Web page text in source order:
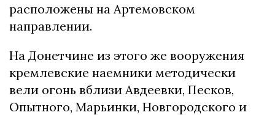
расположены на Артемовском
направлении.
На Донетчине из этого же вооружения
кремлевские наемники методически
вели огонь вблизи Авдеевки, Песков,
Опытного, Марьинки, Новгородского и